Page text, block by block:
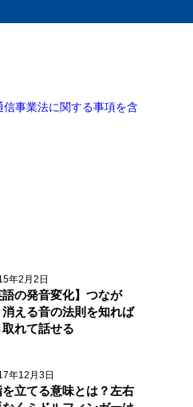
事業法に関する事項を含
年2月2日
語の発音変化】つなが
消える音の法則を知れば
取れて話せる
年12月3日
を立てる意味とは？左右